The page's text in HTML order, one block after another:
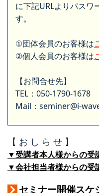
に下記URLよりパスワ
す。
①団体会員のお客様は
②個人会員のお客様は
【お問合せ先】
TEL：050-1790-1678
Mail：seminer@i-
【 お し ら せ 】
▼受講者本人様からの受
▼会社担当者様からの受
セミナー開催スケ